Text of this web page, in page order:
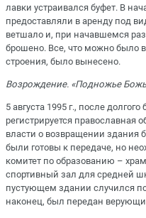
лавки устраивался буфет. В
предоставляли в аренду под
ветшало и, при начавшемся
брошено. Все, что можно было
строения, было вынесено.
Возрождение. «Подножье
5 августа 1995 г., после
регистрируется православная
власти о возвращении
были готовы к передаче, но
комитет по образованию –
спортивный зал для средней
пустующем здании случился
наконец, был передан